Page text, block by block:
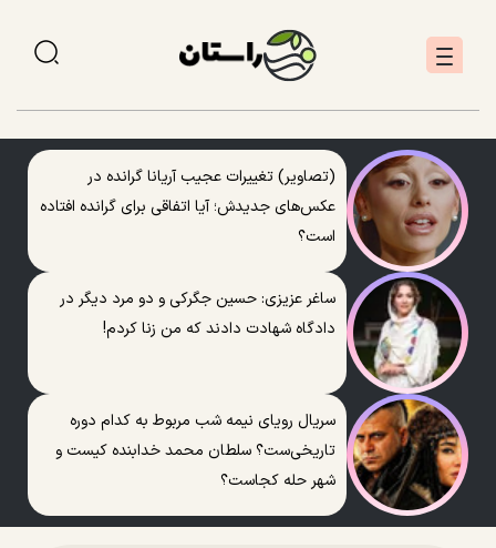
(تصاویر) تغییرات عجیب آریانا گرانده در
عکس‌های جدیدش؛ آیا اتفاقی برای گرانده افتاده
است؟
ساغر عزیزی: حسین جگرکی و دو مرد دیگر در
دادگاه شهادت دادند که من زنا کردم!
سریال رویای نیمه شب مربوط به کدام دوره
تاریخی‌ست؟ سلطان محمد خدابنده کیست و
شهر حله کجاست؟